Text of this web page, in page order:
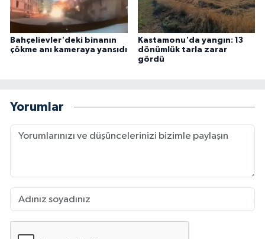
Bahçelievler'deki binanın
çökme anı kameraya yansıdı
Kastamonu'da yangın: 13
dönümlük tarla zarar
gördü
Yorumlar